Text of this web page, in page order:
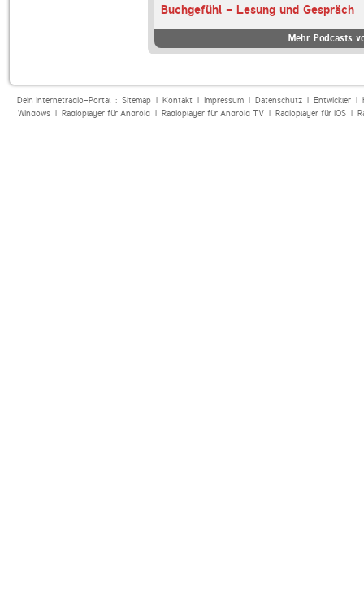
Buchgefühl - Lesung und Gespräch
Mehr Podcasts
Dein Internetradio-Portal : Sitemap| Kontakt| Impressum| Datenschutz| Entwickler|
Windows| Radioplayer für Android| Radioplayer für Android TV| Radioplayer für iOS|